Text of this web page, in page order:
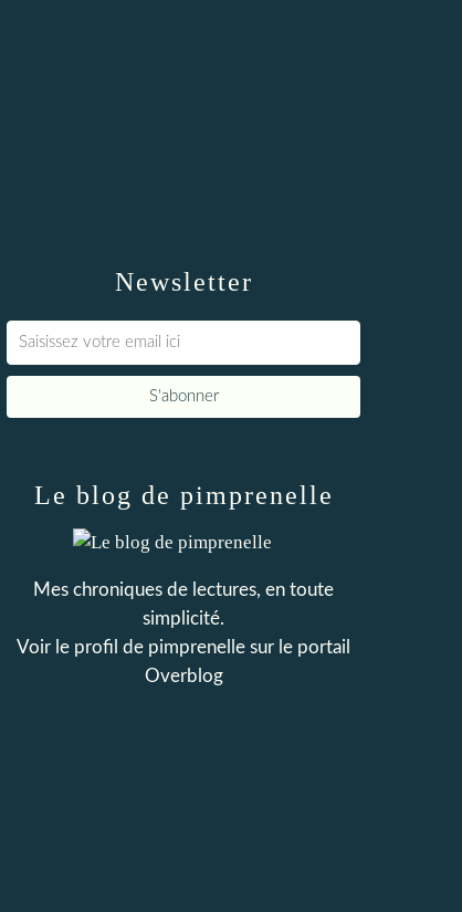
Newsletter
Le blog de pimprenelle
Mes chroniques de lectures, en toute
simplicité.
Voir le profil de pimprenelle sur le portail
Overblog